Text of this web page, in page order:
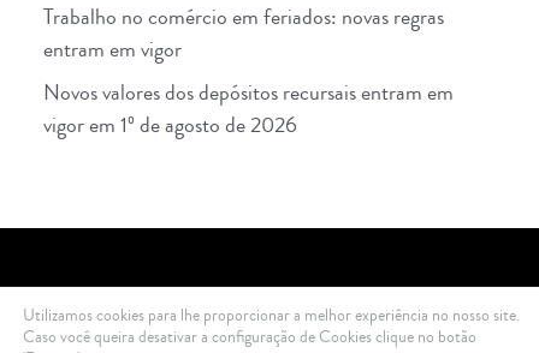
Trabalho no comércio em feriados: novas regras
entram em vigor
Novos valores dos depósitos recursais entram em
vigor em 1º de agosto de 2026
2021 Di Ciero Advogados © All rights reserved .Política de Privacidade
Utilizamos cookies para lhe proporcionar a melhor experiência no nosso site.
Caso você queira desativar a configuração de Cookies clique no botão